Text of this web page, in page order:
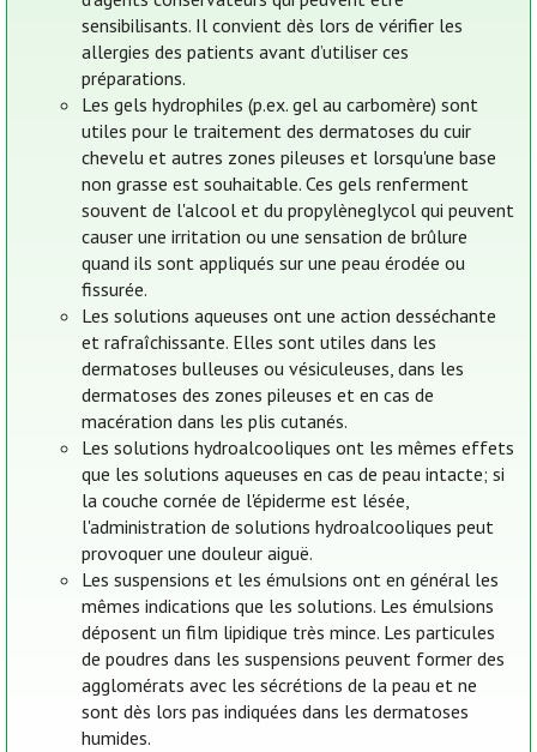
sensibilisants. Il convient dès lors de vérifier les
allergies des patients avant d’utiliser ces
préparations.
Les gels hydrophiles (p.ex. gel au carbomère) sont
utiles pour le traitement des dermatoses du cuir
chevelu et autres zones pileuses et lorsqu'une base
non grasse est souhaitable. Ces gels renferment
souvent de l'alcool et du propylèneglycol qui peuvent
causer une irritation ou une sensation de brûlure
quand ils sont appliqués sur une peau érodée ou
fissurée.
Les solutions aqueuses ont une action desséchante
et rafraîchissante. Elles sont utiles dans les
dermatoses bulleuses ou vésiculeuses, dans les
dermatoses des zones pileuses et en cas de
macération dans les plis cutanés.
Les solutions hydroalcooliques ont les mêmes effets
que les solutions aqueuses en cas de peau intacte; si
la couche cornée de l'épiderme est lésée,
l'administration de solutions hydroalcooliques peut
provoquer une douleur aiguë.
Les suspensions et les émulsions ont en général les
mêmes indications que les solutions. Les émulsions
déposent un film lipidique très mince. Les particules
de poudres dans les suspensions peuvent former des
agglomérats avec les sécrétions de la peau et ne
sont dès lors pas indiquées dans les dermatoses
humides.